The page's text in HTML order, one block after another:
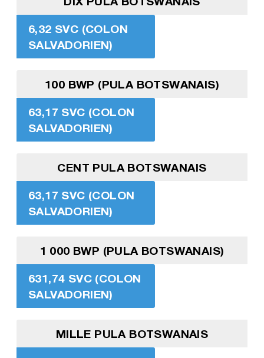
6,32 SVC (COLON
SALVADORIEN)
100 BWP (PULA BOTSWANAIS)
63,17 SVC (COLON
SALVADORIEN)
CENT PULA BOTSWANAIS
63,17 SVC (COLON
SALVADORIEN)
1 000 BWP (PULA BOTSWANAIS)
631,74 SVC (COLON
SALVADORIEN)
MILLE PULA BOTSWANAIS